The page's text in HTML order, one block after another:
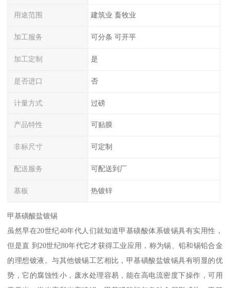
用途范围 建筑业 畜牧业
加工服务 可分条 可开平
加工定制 是
是否进口 否
计量方式 过磅
产品特性 可贴膜
非标尺寸 可定制
配送服务 可配送到厂
基板 热镀锌
甲基磺酸盐镀锡
虽然早在20世纪40年代人们就知道甲基磺酸体系镀锡具有实用性，
但是直 到20世纪80年代它才获得工业应用，称为锡、铅和锡铅合金
的理想镀液。与其他镀锡工艺相比，甲基磺酸盐镀锡具有明显的优
势，它的腐蚀性小，废水处理容易，能在高电流密度下操作，可用